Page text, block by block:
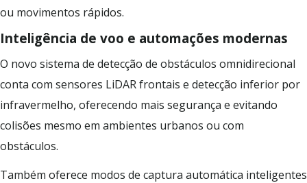
ou movimentos rápidos.
Inteligência de voo e automações modernas
O novo sistema de detecção de obstáculos omnidirecional
conta com sensores LiDAR frontais e detecção inferior por
infravermelho, oferecendo mais segurança e evitando
colisões mesmo em ambientes urbanos ou com
obstáculos.
Também oferece modos de captura automática inteligentes